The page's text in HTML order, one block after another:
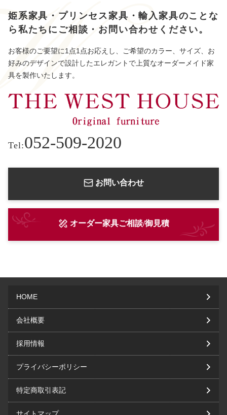
姫系家具・プリンセス家具・輸入家具のことな
ら 私たちにご相談・お問い合わせください。
お客様のご要望に1点1点お応えし、ご希望のカラー、サイズ、お
好みのデザインで設計したエレガントで上質なオーダーメイド家
具を製作いたします。
Tel:052-509-2020
お問い合わせ
オーダー家具ご相談/御見積
HOME
会社概要
採用情報
プライバシーポリシー
特定商取引表記
サイトマップ